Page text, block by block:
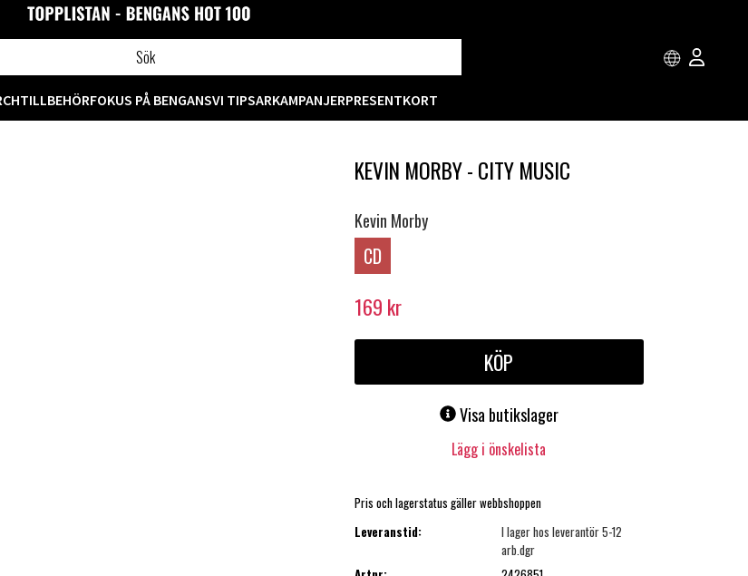
TILLBEHÖRFOKUS PÅ BENGANSVI TIPSARKAMPANJERPRESENTKORT
KEVIN MORBY - CITY MUSIC
Kevin Morby
CD
169 kr
KÖP
Visa butikslager
Lägg i önskelista
Pris och lagerstatus gäller webbshoppen
Leveranstid:
I lager hos leverantör 5-12
arb.dgr